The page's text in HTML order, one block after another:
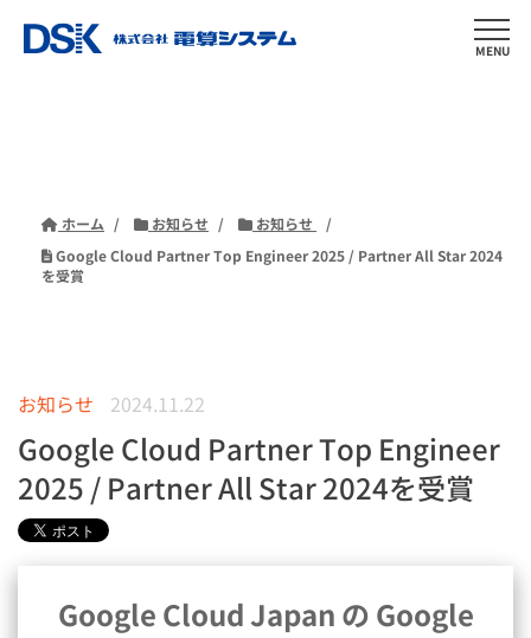
MENU
ホーム お知らせ
お知らせ
Google Cloud Partner Top Engineer 2025 / Partner All Star 2024
を受賞
お知らせ 2024.11.22
Google Cloud Partner Top Engineer
2025 / Partner All Star 2024を受賞
Google Cloud Japan の Google